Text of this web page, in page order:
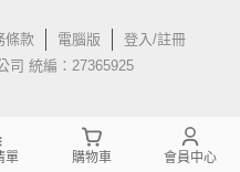
條款 電腦版
登入/註冊
司 統編：27365925
單 購物車 會員中心